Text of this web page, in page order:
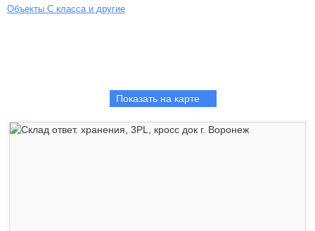
Объекты С класса и другие
Показать на карте